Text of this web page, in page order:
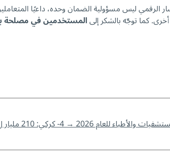
الرقمي ليس مسؤولية الضمان وحده، داعيًا
كما توجّه بالشكر إلىالمستخدمين في مصلحة
→4- كركي: 210 مليار ل.ل. الدفعة الأولى من السلفات المالية للمستشفيات والأطبّاء